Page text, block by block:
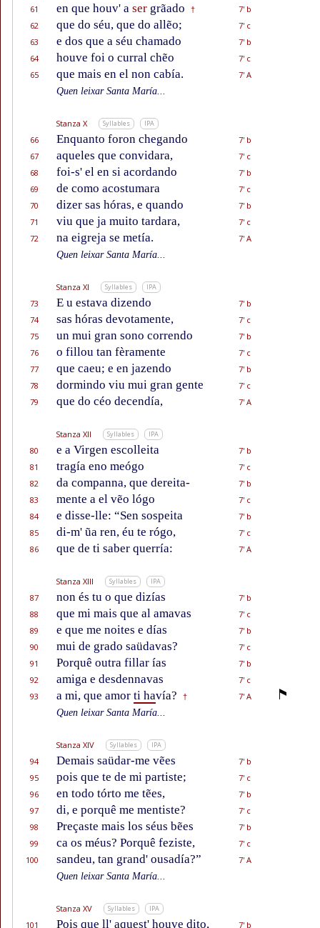
61
en que houv' a ser grãado †
7' b
62
que do séu, que do allẽo;
7' c
63
e dos que a séu chamado
7' b
64
houve foi o curral chẽo
7' c
65
que mais en el non cabía.
7' A
Quen leixar Santa María...
Stanza X Syllables IPA
66 Enquanto foron chegando
7' b
67
aqueles que convidara,
7' c
68
foi-s' el en si acordando
7' b
69
de como acostumara
7' c
70
dizer sas hóras, e quando
7' b
71
viu que ja muito tardara,
7' c
72
na eigreja se metía.
7' A
Quen leixar Santa María...
Stanza XI Syllables IPA
73 E u estava dizendo
7' b
74
sas hóras devotamente,
7' c
75
un mui gran sono correndo
7' b
76
o fillou tan fèramente
7' c
77
que caeu; e en jazendo
7' b
78
dormindo viu mui gran gente
7' c
79
que do céo decendía, 7' A
Stanza XII Syllables IPA
80 e a Virgen escolleita
7' b
81
tragía eno meógo
7' c
82
da companna, que dereita-
7' b
83
mente a el vẽo lógo
7' c
84
e disse-lle: “Sen sospeita
7' b
85
di-m' ũa ren, éu te rógo,
7' c
86
que de ti saber querría: 7' A
Stanza XIII Syllables IPA
87 non és tu o que dizías
7' b
88
que mi mais que al amavas
7' c
89
e que me noites e días
7' b
90
mui de grado saüdavas?
7' c
91
Porquê outra fillar ías
7' b
92
amiga e desdennavas
7' c
93
a mi, que amor ti havía? †
7' A
Quen leixar Santa María...
Stanza XIV Syllables IPA
94 Demais saüdar-me vẽes
7' b
95
pois que te de mi partiste;
7' c
96
en todo tórto me tẽes,
7' b
97
di, e porquê me mentiste?
7' c
98
Preçaste mais los séus bẽes
7' b
99
ca os méus? Porquê feziste,
7' c
100
sandeu, tan grand' ousadía?”
7' A
Quen leixar Santa María...
Stanza XV Syllables IPA
101 Pois que ll' aquest' houve dito, 7' b